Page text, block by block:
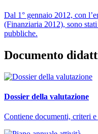
Dal 1° gennaio 2012, con
(Finanziaria 2012), sono
pubbliche.
Documento
Dossier della valutazione
Contiene documenti, criteri